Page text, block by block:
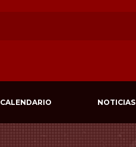
CALENDARIO NOTICIAS